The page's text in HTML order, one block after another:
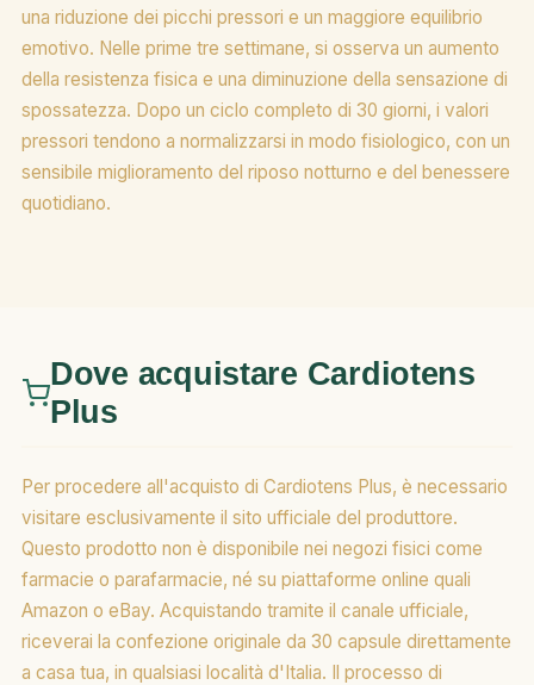
una riduzione dei picchi pressori e un maggiore equilibrio
emotivo. Nelle prime tre settimane, si osserva un aumento
della resistenza fisica e una diminuzione della sensazione di
spossatezza. Dopo un ciclo completo di 30 giorni, i valori
pressori tendono a normalizzarsi in modo fisiologico, con un
sensibile miglioramento del riposo notturno e del benessere
quotidiano.
Dove acquistare Cardiotens
Plus
Per procedere all'acquisto di Cardiotens Plus, è necessario
visitare esclusivamente il sito ufficiale del produttore.
Questo prodotto non è disponibile nei negozi fisici come
farmacie o parafarmacie, né su piattaforme online quali
Amazon o eBay. Acquistando tramite il canale ufficiale,
riceverai la confezione originale da 30 capsule direttamente
a casa tua, in qualsiasi località d'Italia. Il processo di